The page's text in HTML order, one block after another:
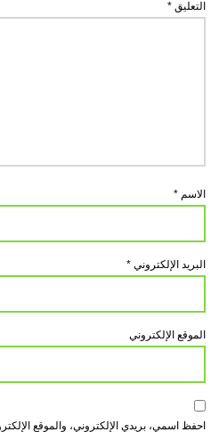
التعليق *
الاسم *
البريد الإلكتروني *
الموقع الإلكتروني
احفظ اسمي، بريدي الإلكتروني، والموقع